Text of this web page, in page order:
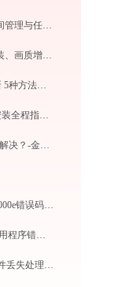
滴答清单完全使用指南：高效时间管理与任务规划工具，让你的每一天井井有条
暴风影音使用完全指南：下载安装、画质增强、故障修复与播放器对比
Win10如何彻底永久关闭自动更新 5种方法教你永久关闭win10自动更新
HP ENVY 5660打印机驱动下载安装全程指导，轻松解决打印问题
利盟C734dtn打印机连接故障如何解决？-金山毒霸
WPS文字打开wps.exe提示0xc000000e错误码怎么办
WPS Office错误报告transerr.exe应用程序错误0xc000000d解决方法
安装进程 Install.exe加载soui.dll文件丢失处理办法